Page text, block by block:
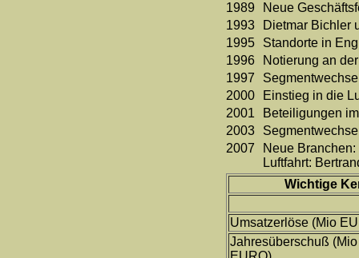
1989
Neue
1993
Dietmar Bichler
1995
Standorte in
1996
Notierung an
1997
2000
Einstieg in die
2001
Beteiligungen
2003
2007
Neue
Luftfahrt:
Wichtige
Umsatzerlöse (Mio
Jahresüberschuß (Mio